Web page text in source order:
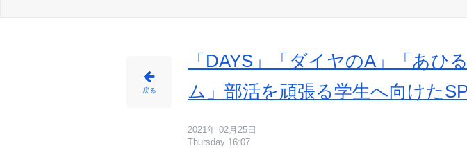
戻る
「DAYS」「ダイヤのA」「あひ
ム」部活を頑張る学生へ向けた
2021年 02月25日
Thursday 16:07